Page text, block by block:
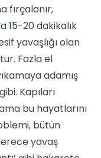
fırçalanır,
15-20 dakikalık
yavaşlığı olan
Fazla el
adamış
Kapıları
bu hayatlarını
bütün
yavaş